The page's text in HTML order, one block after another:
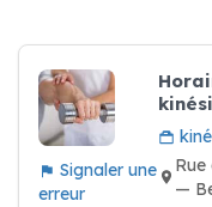
Signaler une
erreur
Rue
—